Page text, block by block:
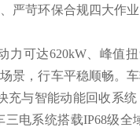
严苛环保合规四大作
可达620kW、峰值扭
景，行车平稳顺畅。
充与智能动能回收系
电系统搭载IP68级全